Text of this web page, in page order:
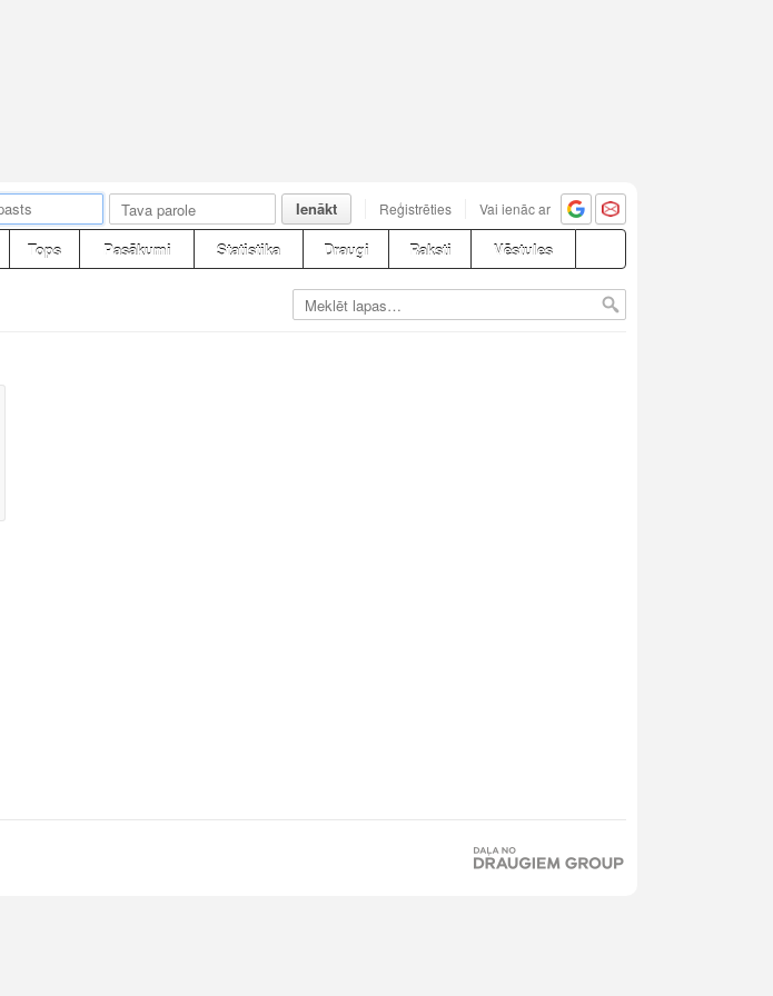
Ienākt Reģistrēties Vai ienāc ar
Tops Pasākumi Statistika Draugi Raksti Vēstules